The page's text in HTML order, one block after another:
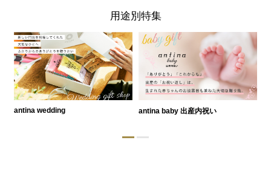
用途別特集
antina wedding antina baby 出産内祝い